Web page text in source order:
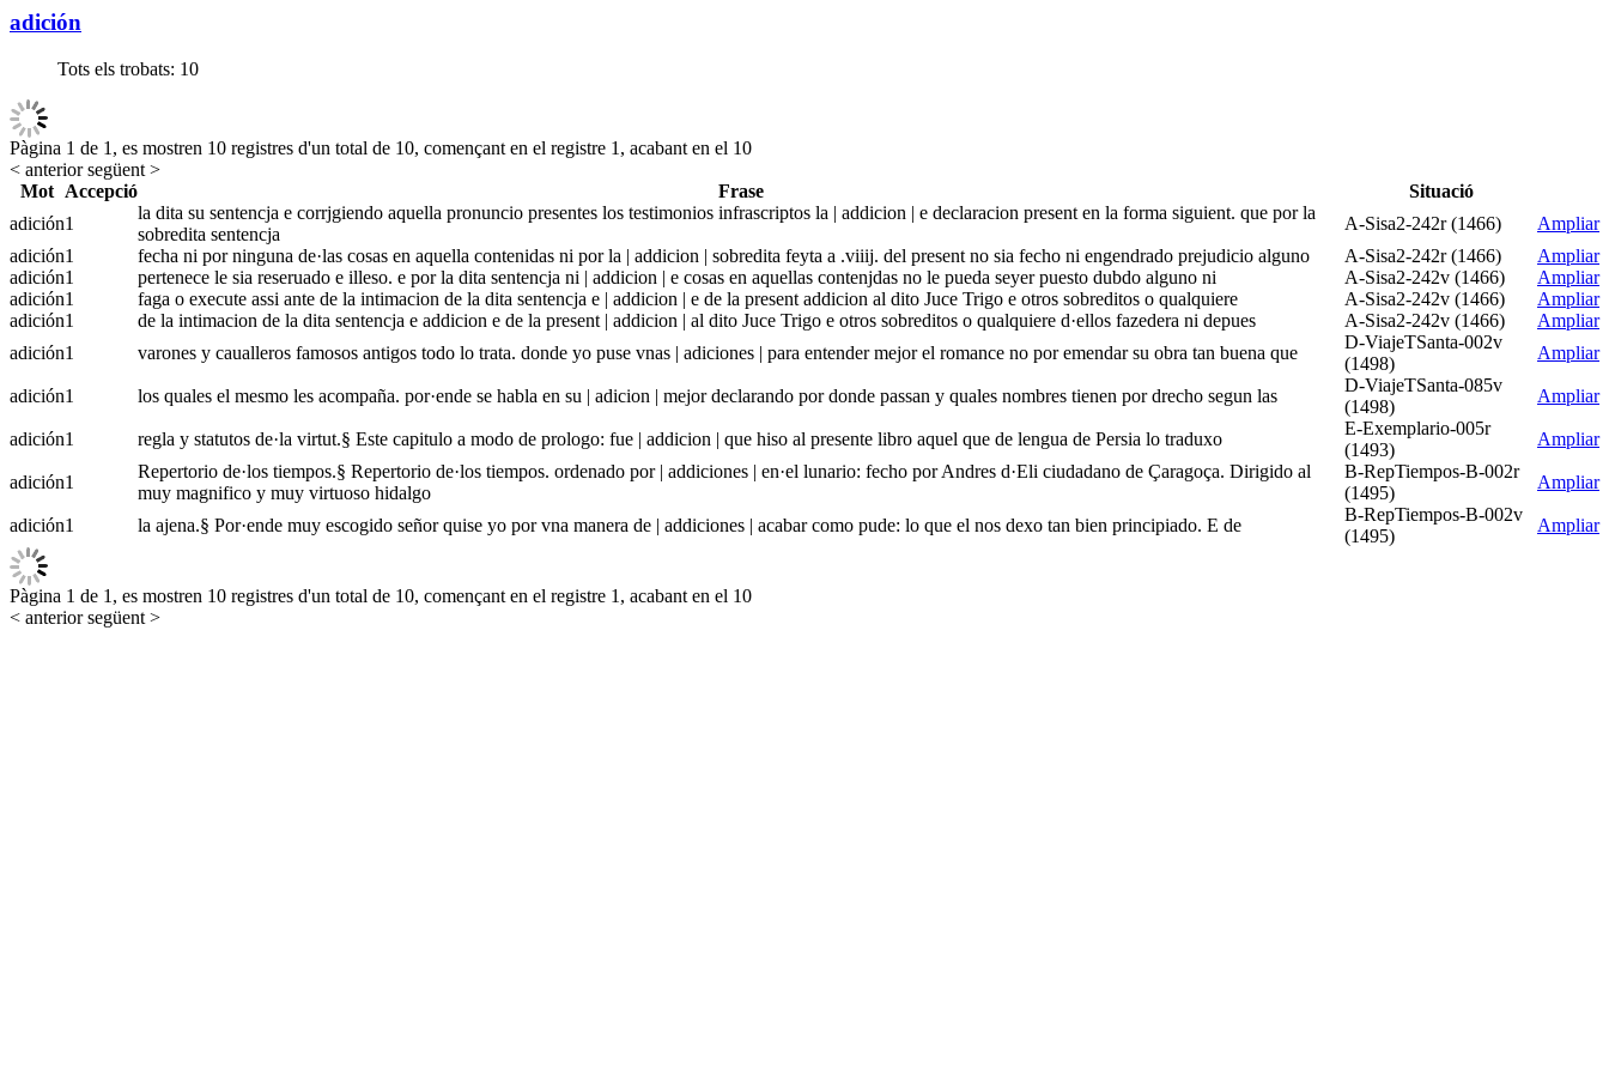
adición
Tots els trobats: 10
Pàgina 1 de 1, es mostren 10 registres d'un total de 10, començant en el registre 1, acabant en el 10
< anteriorsegüent >
Mot Accepció Frase
Situació
adición1
la dita su sentencja e corrjgiendo aquella pronuncio presentes los testimonios infrascriptos la | addicion | e declaracion present en la forma siguient. que por la
sobredita sentencja
A-Sisa2-242r (1466)
Ampliar
adición1 fecha ni por ninguna de·las cosas en aquella contenidas ni por la | addicion | sobredita feyta a .viiij. del present no sia fecho ni engendrado prejudicio alguno A-Sisa2-242r (1466)
Ampliar
adición1 pertenece le sia reseruado e illeso. e por la dita sentencja ni | addicion | e cosas en aquellas contenjdas no le pueda seyer puesto dubdo alguno ni A-Sisa2-242v (1466)
Ampliar
adición1 faga o execute assi ante de la intimacion de la dita sentencja e | addicion | e de la present addicion al dito Juce Trigo e otros sobreditos o qualquiere A-Sisa2-242v (1466)
Ampliar
adición1 de la intimacion de la dita sentencja e addicion e de la present | addicion | al dito Juce Trigo e otros sobreditos o qualquiere d·ellos fazedera ni depues A-Sisa2-242v (1466)
Ampliar
adición1 varones y caualleros famosos antigos todo lo trata. donde yo puse vnas | adiciones | para entender mejor el romance no por emendar su obra tan buena que
D-ViajeTSanta-002v
(1498)
Ampliar
adición1 los quales el mesmo les acompaña. por·ende se habla en su | adicion | mejor declarando por donde passan y quales nombres tienen por drecho segun las
D-ViajeTSanta-085v
(1498)
Ampliar
adición1 regla y statutos de·la virtut.§ Este capitulo a modo de prologo: fue | addicion | que hiso al presente libro aquel que de lengua de Persia lo traduxo
E-Exemplario-005r
(1493)
Ampliar
adición1
Repertorio de·los tiempos.§ Repertorio de·los tiempos. ordenado por | addiciones | en·el lunario: fecho por Andres d·Eli ciudadano de Çaragoça. Dirigido al
muy magnifico y muy virtuoso hidalgo
B-RepTiempos-B-002r
(1495)
Ampliar
adición1 la ajena.§ Por·ende muy escogido señor quise yo por vna manera de | addiciones | acabar como pude: lo que el nos dexo tan bien principiado. E de
B-RepTiempos-B-002v
(1495)
Ampliar
Pàgina 1 de 1, es mostren 10 registres d'un total de 10, començant en el registre 1, acabant en el 10
< anteriorsegüent >